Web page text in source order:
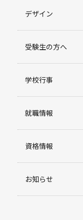
デザイン
受験生の方へ
学校行事
就職情報
資格情報
お知らせ